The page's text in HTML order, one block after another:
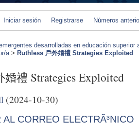
Iniciar sesión Registrarse Números
desarrolladas en educación
a> Ruthless 戶外婚禮 Strategies Exploited
婚禮 Strategies Exploited
(2024-10-30)
AL CORREO ELECTRÃ³NICO